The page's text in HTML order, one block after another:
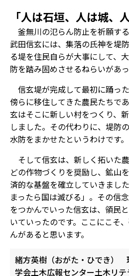
「人は石垣、人は城、
釜無川の氾らん防止を祈願す
武田信玄には、集落の氏神を堤
る堤を住民自らが大事にして、
防を踏み固めさせるねらいがあっ
信玄堤が完成して最初に踊っ
傍らに移住してきた農民たちで
玄はそこに新しい村をつくり、
しました。その代わりに、堤防
水防をまかせたというわけです。
そして信玄は、新しく拓いた
どの作物づくりを奨励し、鉱山
済的な基盤を確立していきまし
まったら国は滅びる」。その信
をつかんでいった信玄は、領民
いていったのです。ここにこそ
んがあると思います。
緒方英樹（おがた・ひでき）
学会土木広報センター土木リテ